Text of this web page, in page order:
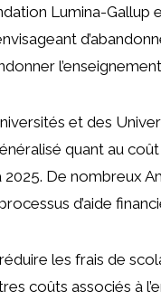
Lumina-Gallup
et des
quant au
2025. De nombreux
d’aide
les frais de
coûts associés à